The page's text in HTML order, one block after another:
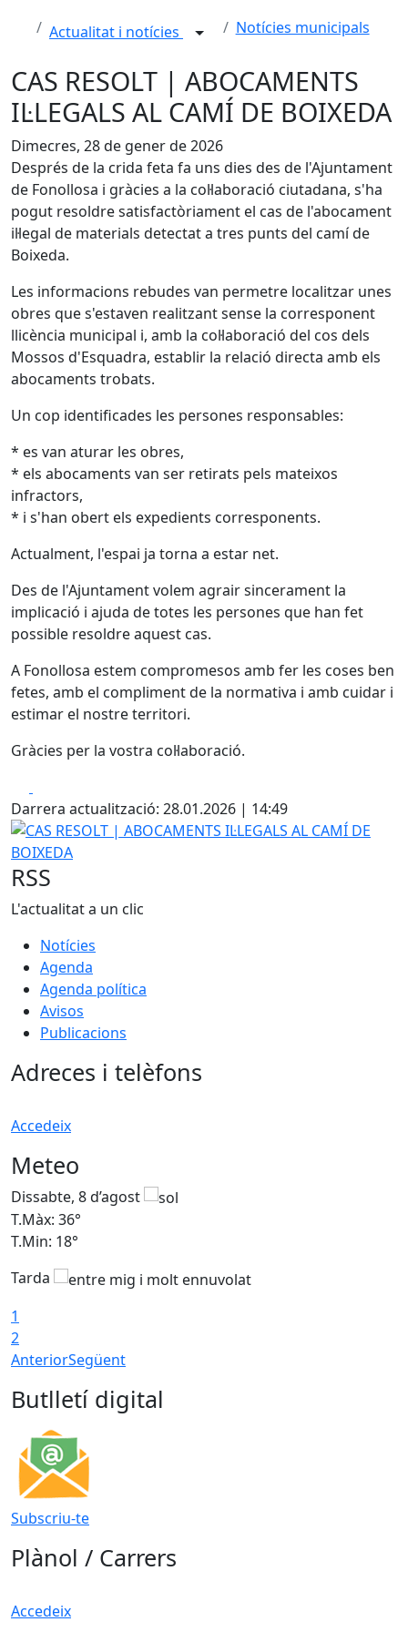
Actualitat i notícies Notícies municipals
CAS RESOLT | ABOCAMENTS
IL·LEGALS AL CAMÍ DE BOIXEDA
Dimecres, 28 de gener de 2026
Després de la crida feta fa uns dies des de l'Ajuntament
de Fonollosa i gràcies a la col·laboració ciutadana, s'ha
pogut resoldre satisfactòriament el cas de l'abocament
il·legal de materials detectat a tres punts del camí de
Boixeda.
Les informacions rebudes van permetre localitzar unes
obres que s'estaven realitzant sense la corresponent
llicència municipal i, amb la col·laboració del cos dels
Mossos d'Esquadra, establir la relació directa amb els
abocaments trobats.
Un cop identificades les persones responsables:
* es van aturar les obres,
* els abocaments van ser retirats pels mateixos
infractors,
* i s'han obert els expedients corresponents.
Actualment, l'espai ja torna a estar net.
Des de l'Ajuntament volem agrair sincerament la
implicació i ajuda de totes les persones que han fet
possible resoldre aquest cas.
A Fonollosa estem compromesos amb fer les coses ben
fetes, amb el compliment de la normativa i amb cuidar i
estimar el nostre territori.
Gràcies per la vostra col·laboració.
Darrera actualització: 28.01.2026 | 14:49
CAS RESOLT | ABOCAMENTS IL·LEGALS AL CAMÍ DE
RSS
L'actualitat a un clic
Notícies
Agenda
Agenda política
Avisos
Publicacions
Adreces i telèfons
Accedeix
Meteo
Dissabte, 8 d’agost
T.Màx: 36°
T.Min: 18°
Tarda
1
2
AnteriorSegüent
Butlletí digital
Subscriu-te
Plànol / Carrers
Accedeix